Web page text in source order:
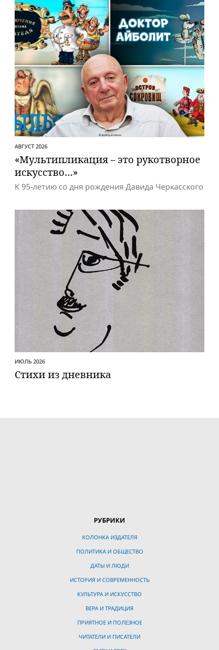
АВГУСТ 2026
«Мультипликация – это рукотворное
искусство…»
К 95-летию со дня рождения Давида Черкасского
ИЮЛЬ 2026
Стихи из дневника
РУБРИКИ
КОЛОНКА ИЗДАТЕЛЯ
ПОЛИТИКА И ОБЩЕСТВО
ДАТЫ И ЛЮДИ
ИСТОРИЯ И СОВРЕМЕННОСТЬ
КУЛЬТУРА И ИСКУССТВО
ВЕРА И ТРАДИЦИЯ
ПРИЯТНОЕ И ПОЛЕЗНОЕ
ЧИТАТЕЛИ И ПИСАТЕЛИ